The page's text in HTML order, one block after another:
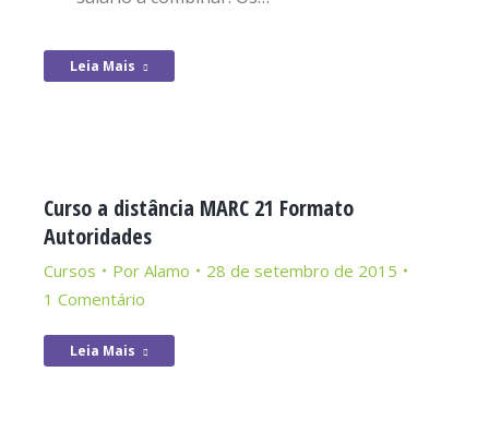
Leia Mais
Curso a distância MARC 21 Formato
Autoridades
Cursos Por Alamo
28 de setembro de 2015
1 Comentário
Leia Mais